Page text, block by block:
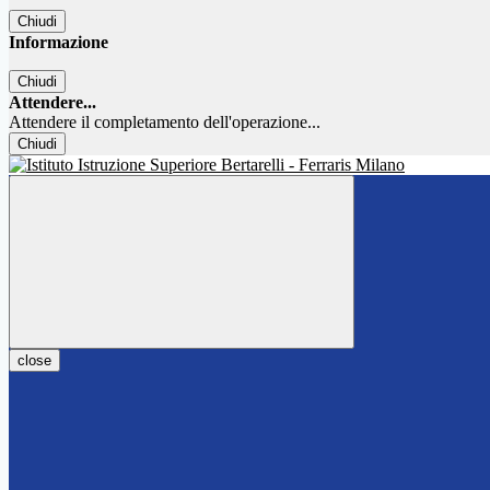
Chiudi
Informazione
Chiudi
Attendere...
Attendere il completamento dell'operazione...
Chiudi
close